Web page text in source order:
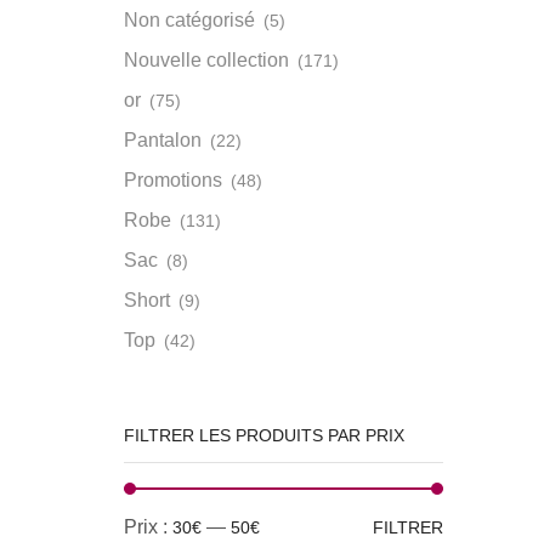
Non catégorisé (5)
Nouvelle collection (171)
or (75)
Pantalon (22)
Promotions (48)
Robe (131)
Sac (8)
Short (9)
Top (42)
FILTRER LES PRODUITS PAR PRIX
FILTRER
Prix : 30€ — 50€